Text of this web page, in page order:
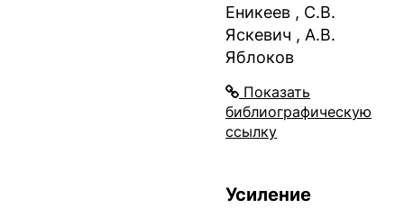
Еникеев , С.В.
Яскевич , А.В.
Яблоков
Показать
библиографическую
ссылку
Усиление